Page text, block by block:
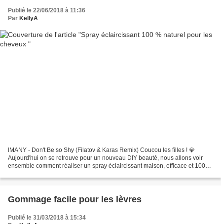
Publié le 22/06/2018 à 11:36
Par KellyA
IMANY - Don't Be so Shy (Filatov & Karas Remix) Coucou les filles ! 💎
Aujourd'hui on se retrouve pour un nouveau DIY beauté, nous allons voir
ensemble comment réaliser un spray éclaircissant maison, efficace et 100%
Gommage facile pour les lèvres
Publié le 31/03/2018 à 15:34